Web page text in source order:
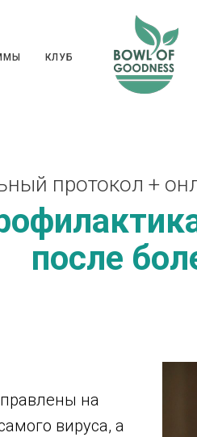
КЛУБ
КЛУБ
протокол +
после
на
вируса, а